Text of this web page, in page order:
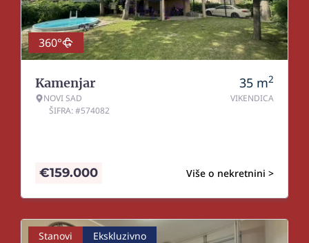
360°
Kamenjar
NOVI SAD
ŠIFRA: #574082
35 m2
VIKENDICA
Više o nekretnini >
€159.000
Stanovi Ekskluzivno